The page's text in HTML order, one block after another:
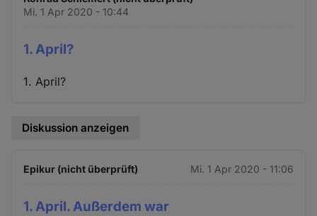
Mi. 1 Apr 2020 - 10:44
1. April?
1. April?
Diskussion anzeigen
Epikur (nicht überprüft) Mi. 1 Apr 2020 - 11:06
1. April. Außerdem war